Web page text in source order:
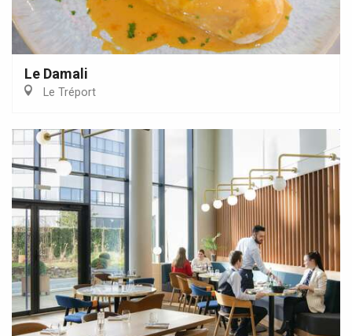
Le Damali
Le Tréport